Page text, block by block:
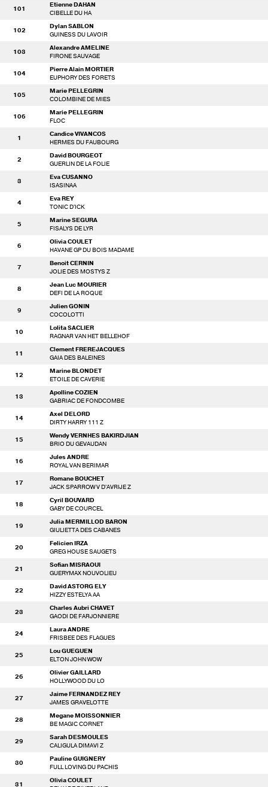
101
Etienne DAHAN
CIBELLE DU HA
102
Dylan SABLON
GUINESS DU LAVOIR
103
Alexandre AMELINE
FIRONE SAUVAGE
104
Pierre Alain MORTIER
EUPHORY DES FORETS
105
Marie PELLEGRIN
COLOMBINE DE MIES
106
Marie PELLEGRIN
FLOC
1
Candice VIVANCOS
HERMES DU FAUBOURG
2
David BOURGEOT
GUERLIN DE LA FOLIE
3
Eva CUSANNO
ISASINAA
4
Eva REY
TONIC D'ICK
5
Marine SEGURA
FISALYS DE LYR
6
Olivia COULET
HAVANE GP DU BOIS MADAME
7
Benoit CERNIN
JOLIE DES MOSTYS Z
8
Jean Luc MOURIER
DEFI DE LA ROQUE
9
Julien GONIN
COCOLOTTI
10
Lolita SACLIER
RAGNAR VAN HET BELLEHOF
11
Clement FREREJACQUES
GAIA DES BALEINES
12
Marine BLONDET
ETOILE DE CAVERIE
13
Apolline COZIEN
GABRIAC DE FONDCOMBE
14
Axel DELORD
DIRTY HARRY 111 Z
15
Wendy VERNHES BAKIRDJIAN
BRIO DU GEVAUDAN
16
Jules ANDRE
ROYAL VAN BERIMAR
17
Romane BOUCHET
JACK SPARROW V D'AVRIJE Z
18
Cyril BOUVARD
GABY DE COURCEL
19
Julia MERMILLOD BARON
GIULIETTA DES CABANES
20
Felicien IRZA
GREG HOUSE SAUGETS
21
Sofian MISRAOUI
GUERYMAX NOUVOLIEU
22
David ASTORG ELY
HIZZY ESTELYA AA
23
Charles Aubri CHAVET
GAODI DE FARJONNIERE
24
Laura ANDRE
FRISBEE DES FLAGUES
25
Lou GUEGUEN
ELTON JOHN WOW
26
Olivier GAILLARD
HOLLYWOOD DU LO
27
Jaime FERNANDEZ REY
JAMES GRAVELOTTE
28
Megane MOISSONNIER
BE MAGIC CORNET
29
Sarah DESMOULES
CALIGULA DIMAVI Z
30
Pauline GUIGNERY
FULL LOVING DU PACHIS
31
Olivia COULET